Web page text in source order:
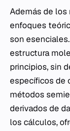
Además de
enfoques
son
estructura
principios, sin
específicos de
métodos
derivados de
los cálculos,